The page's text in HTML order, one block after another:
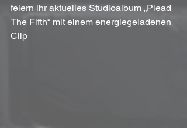
feiern ihr aktuelles Studioalbum „Plead
The Fifth“ mit einem energiegeladenen
Clip